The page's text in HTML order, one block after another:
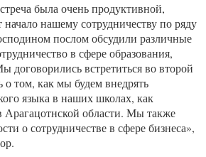
была очень продуктивной,
нашему сотрудничеству по ряду
послом обсудили различные
в сфере образования,
договорились встретиться во второй
о том, как мы будем внедрять
языка в наших школах, как
Арагацотнской области. Мы также
о сотрудничестве в сфере бизнеса»,